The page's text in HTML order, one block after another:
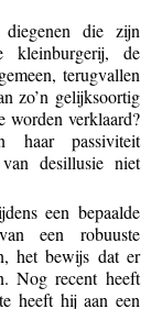
die zijn
kleinburgerij, de
terugvallen
zo’n gelijksoortig
worden verklaard?
haar passiviteit
desillusie niet
een bepaalde
van een robuuste
het bewijs dat er
Nog recent heeft
heeft hij aan een